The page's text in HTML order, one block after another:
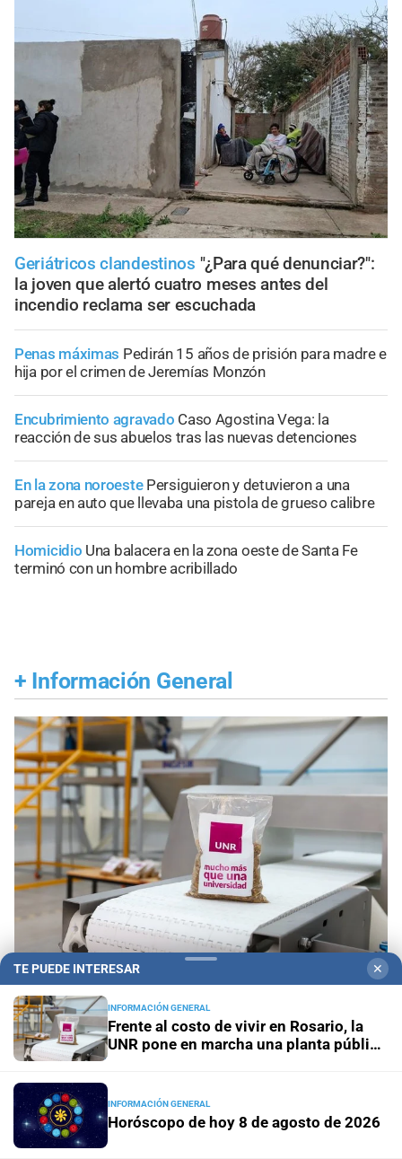
Geriátricos clandestinos "¿Para qué denunciar?":
la joven que alertó cuatro meses antes del
incendio reclama ser escuchada
Penas máximas Pedirán 15 años de prisión para madre e
hija por el crimen de Jeremías Monzón
Encubrimiento agravado Caso Agostina Vega: la
reacción de sus abuelos tras las nuevas detenciones
En la zona noroeste Persiguieron y detuvieron a una
pareja en auto que llevaba una pistola de grueso calibre
Homicidio Una balacera en la zona oeste de Santa Fe
terminó con un hombre acribillado
+ Información General
Este viernes Frente al costo de vivir en Rosario, la
UNR pone en marcha una planta pública de
alimentos
Panorama astrológico
2026
Horóscopo del día
TE PUEDE INTERESAR ✕
INFORMACIÓN GENERAL
Frente al costo de vivir en Rosario, la
UNR pone en marcha una planta pública
INFORMACIÓN GENERAL
Horóscopo de hoy 8 de agosto de 2026